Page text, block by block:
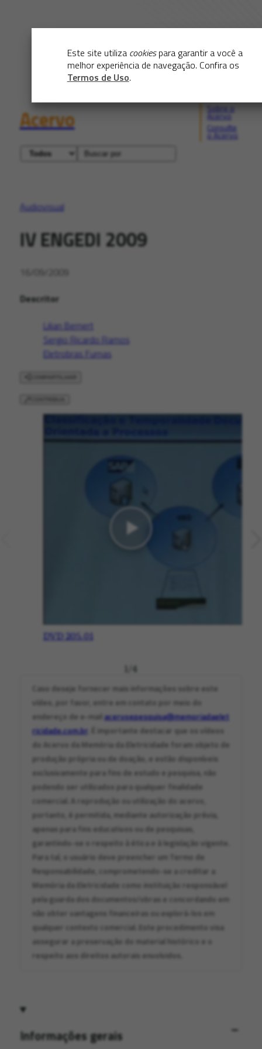
Este site utiliza cookiespara garantir a você a
melhor experiência de navegação. Confira os
Termos de Uso.
Acervo
Consulte
Audiovisual
IV ENGEDI 2009
16/09/2009
Descritor
Lilian Bernert
Sergio Ricardo Ramos
Eletrobras Furnas
DVD 205.01
1 4
Caso deseje fornecer mais informações sobre este
vídeo, por favor, entre em contato por meio do
endereço de e-mail acervoepesquisa@memoriadaelet
ricidade.com.br . É importante destacar que os vídeos
do Acervo da Memória da Eletricidade foram objeto de
produção própria ou de doação, e estão disponíveis
exclusivamente para fins de estudo e pesquisa, não
podendo ser utilizados para qualquer finalidade
comercial. A reprodução ou utilização do acervo,
portanto, é permitida, mediante autorização prévia,
apenas para fins educativos ou de pesquisas,
garantindo-se o respeito à ética e à legislação vigente.
Para tal, o usuário deve preencher um Termo de
Responsabilidade, comprometendo-se a creditar a
Memória da Eletricidade como instituição responsável
pela guarda dos documentos/obras e concordando em
não obter vantagens financeiras ou explorá-los em
qualquer contexto comercial. Este procedimento visa
assegurar a preservação do material histórico e o
respeito aos direitos autorais envolvidos.
Informações gerais